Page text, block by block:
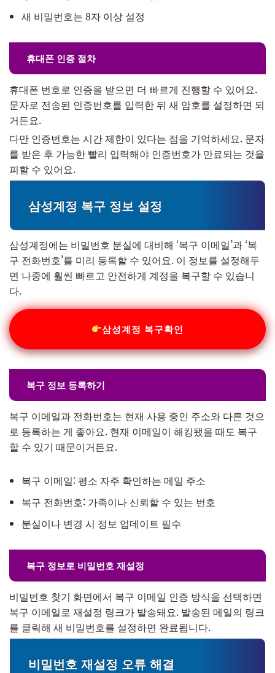
새 비밀번호는 8자 이상 설정
휴대폰 인증 절차
휴대폰 번호로 인증을 받으면 더 빠르게 진행할 수 있어요.
문자로 전송된 인증번호를 입력한 뒤 새 암호를 설정하면 되
거든요.
다만 인증번호는 시간 제한이 있다는 점을 기억하세요. 문자
를 받은 후 가능한 빨리 입력해야 인증번호가 만료되는 것을
피할 수 있어요.
삼성계정 복구 정보 설정
삼성계정에는 비밀번호 분실에 대비해 ‘복구 이메일’과 ‘복
구 전화번호’를 미리 등록할 수 있어요. 이 정보를 설정해두
면 나중에 훨씬 빠르고 안전하게 계정을 복구할 수 있습니
다.
삼성계정 복구확인
복구 정보 등록하기
복구 이메일과 전화번호는 현재 사용 중인 주소와 다른 것으
로 등록하는 게 좋아요. 현재 이메일이 해킹됐을 때도 복구
할 수 있기 때문이거든요.
복구 이메일: 평소 자주 확인하는 메일 주소
복구 전화번호: 가족이나 신뢰할 수 있는 번호
분실이나 변경 시 정보 업데이트 필수
복구 정보로 비밀번호 재설정
비밀번호 찾기 화면에서 복구 이메일 인증 방식을 선택하면
복구 이메일로 재설정 링크가 발송돼요. 발송된 메일의 링크
를 클릭해 새 비밀번호를 설정하면 완료됩니다.
비밀번호 재설정 오류 해결